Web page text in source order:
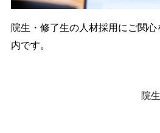
院生・修了生の人材採用にご関
内です。
院